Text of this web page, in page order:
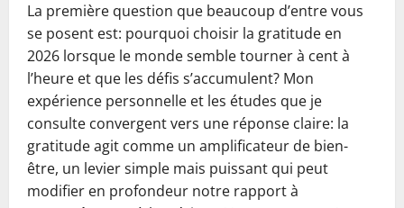
La première question que beaucoup d’entre vous
se posent est: pourquoi choisir la gratitude en
2026 lorsque le monde semble tourner à cent à
l’heure et que les défis s’accumulent? Mon
expérience personnelle et les études que je
consulte convergent vers une réponse claire: la
gratitude agit comme un amplificateur de bien-
être, un levier simple mais puissant qui peut
modifier en profondeur notre rapport à